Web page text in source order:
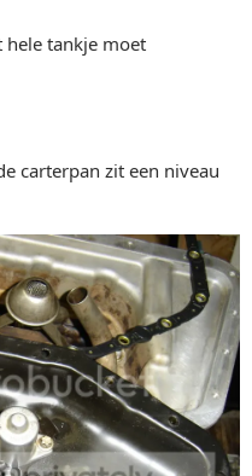
hele tankje moet
carterpan zit een niveau